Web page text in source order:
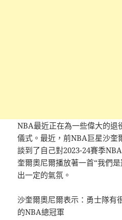
NBA最近正在為一些偉大的退
儀式。最近，前NBA巨星沙奎
談到了自己對2023-24賽季
奎爾奧尼爾播放著一首“我們
出一定的氣氛。
沙奎爾奧尼爾表示：勇士隊有
的NBA總冠軍